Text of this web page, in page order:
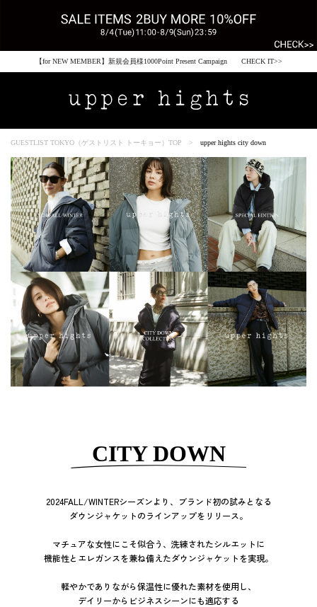
税込33,000円以上ご購入で送料無料 CHECK IT>>
GUESTLIST TOKYO（ゲストリスト トーキョー）TOP upper hights city down
CITY DOWN
2024FALL/WINTERシーズンより、ブランド初の試みとなる
ダウンジャケットのラインアップをリリース。
マチュアな女性にこそ似合う、洗練されたシルエットに
機能性とエレガンスを兼ね備えたダウンジャケットを実現。
軽やかでありながら保温性に優れた素材を使用し、
デイリーからビジネスシーンにも適応する